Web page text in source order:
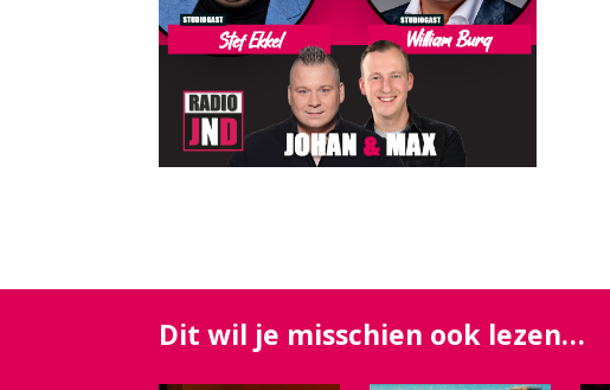
Dit wil je misschien ook lezen…